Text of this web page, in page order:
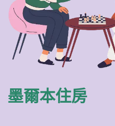
墨爾本住房